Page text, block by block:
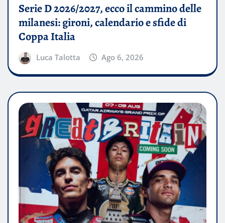
Serie D 2026/2027, ecco il cammino delle
milanesi: gironi, calendario e sfide di
Coppa Italia
Luca Talotta Ago 6, 2026